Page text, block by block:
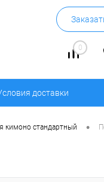
0
доставки
кимоно стандартный •